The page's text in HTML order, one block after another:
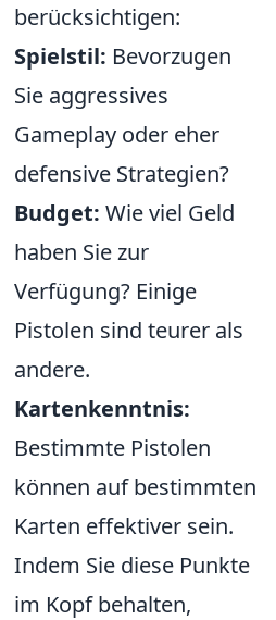
berücksichtigen:
Spielstil: Bevorzugen
Sie aggressives
Gameplay oder eher
defensive Strategien?
Budget: Wie viel Geld
haben Sie zur
Verfügung? Einige
Pistolen sind teurer als
andere.
Kartenkenntnis:
Bestimmte Pistolen
können auf bestimmten
Karten effektiver sein.
Indem Sie diese Punkte
im Kopf behalten,